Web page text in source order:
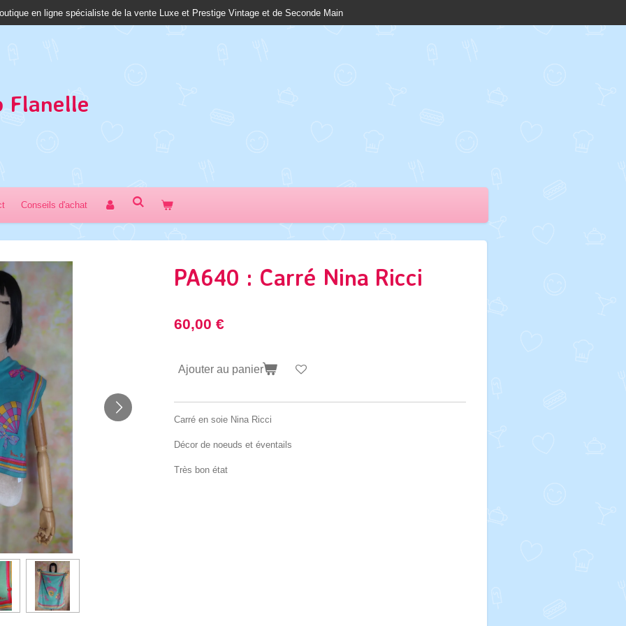
en ligne spécialiste de la vente Luxe et Prestige Vintage et de Seconde Main
Flanelle
Conseils d'achat
PA640 : Carré Nina Ricci
60,00 €
Ajouter au panier
Carré en soie Nina Ricci
Décor de noeuds et éventails
Très bon état